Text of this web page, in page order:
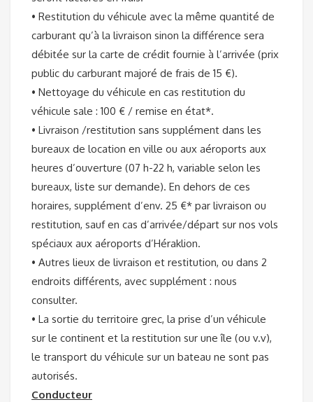
• Restitution du véhicule avec la même quantité de
carburant qu’à la livraison sinon la différence sera
débitée sur la carte de crédit fournie à l’arrivée (prix
public du carburant majoré de frais de 15 €).
• Nettoyage du véhicule en cas restitution du
véhicule sale : 100 € / remise en état*.
• Livraison /restitution sans supplément dans les
bureaux de location en ville ou aux aéroports aux
heures d’ouverture (07 h-22 h, variable selon les
bureaux, liste sur demande). En dehors de ces
horaires, supplément d’env. 25 €* par livraison ou
restitution, sauf en cas d’arrivée/départ sur nos vols
spéciaux aux aéroports d’Héraklion.
• Autres lieux de livraison et restitution, ou dans 2
endroits différents, avec supplément : nous
consulter.
• La sortie du territoire grec, la prise d’un véhicule
sur le continent et la restitution sur une île (ou v.v),
le transport du véhicule sur un bateau ne sont pas
autorisés.
Conducteur